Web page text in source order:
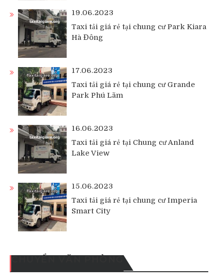
19.06.2023
Taxi tải giá rẻ tại chung cư Park Kiara
Hà Đông
17.06.2023
Taxi tải giá rẻ tại chung cư Grande
Park Phú Lãm
16.06.2023
Taxi tải giá rẻ tại Chung cư Anland
Lake View
15.06.2023
Taxi tải giá rẻ tại chung cư Imperia
Smart City